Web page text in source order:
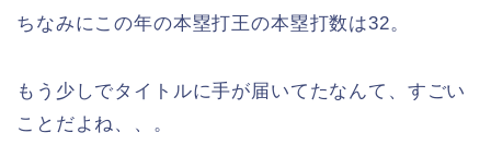
ちなみにこの年の本塁打王の本塁打数は32。
もう少しでタイトルに手が届いてたなんて、すごい
ことだよね、、。